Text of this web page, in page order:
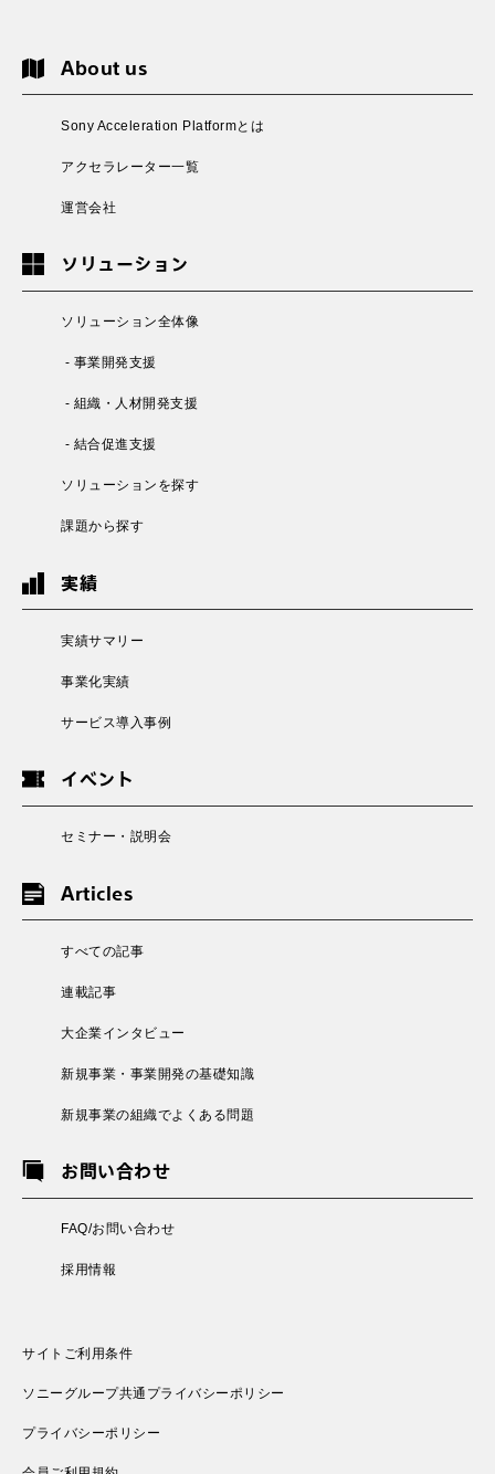
About us
Sony Acceleration Platformとは
アクセラレーター一覧
運営会社
ソリューション
ソリューション全体像
- 事業開発支援
- 組織・人材開発支援
- 結合促進支援
ソリューションを探す
課題から探す
実績
実績サマリー
事業化実績
サービス導入事例
イベント
セミナー・説明会
Articles
すべての記事
連載記事
大企業インタビュー
新規事業・事業開発の基礎知識
新規事業の組織でよくある問題
お問い合わせ
FAQ/お問い合わせ
採用情報
サイトご利用条件
ソニーグループ共通プライバシーポリシー
プライバシーポリシー